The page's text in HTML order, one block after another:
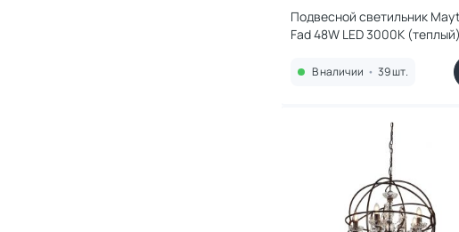
Подвесной светильник
Fad 48W LED 3000К (теплый)
В наличии • 39 шт.